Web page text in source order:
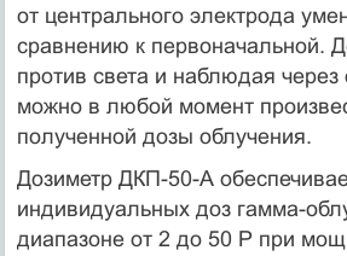
от центрального электрода
сравнению к первоначальной.
против света и наблюдая через
можно в любой момент
полученной дозы облучения.
Дозиметр ДКП-50-А
индивидуальных доз гамма-
диапазоне от 2 до 50 Р при